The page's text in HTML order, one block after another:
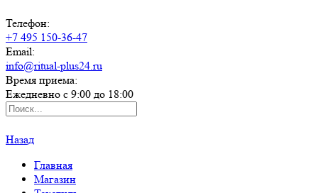
Телефон:
+7 495 150-36-47
Email:
info@ritual-plus24.ru
Время приема:
Ежедневно с 9:00 до 18:00
Назад
Главная
Магазин